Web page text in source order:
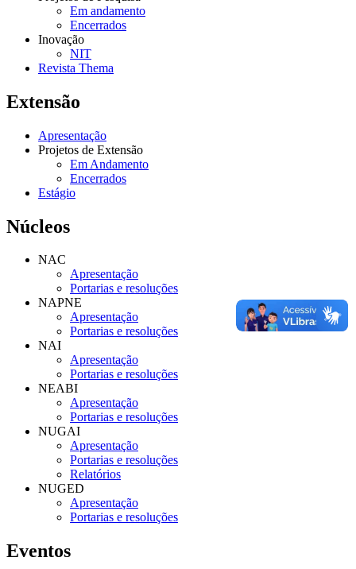
Em andamento
Encerrados
Inovação
NIT
Revista Thema
Extensão
Apresentação
Projetos de Extensão
Em Andamento
Encerrados
Estágio
Núcleos
NAC
Apresentação
Portarias e resoluções
NAPNE
Apresentação
Portarias e resoluções
NAI
Apresentação
Portarias e resoluções
NEABI
Apresentação
Portarias e resoluções
NUGAI
Apresentação
Portarias e resoluções
Relatórios
NUGED
Apresentação
Portarias e resoluções
Eventos